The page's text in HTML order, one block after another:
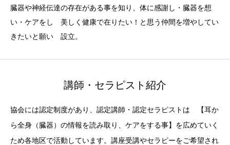
臓器や神経伝達の存在がある事を知り、体に感謝し・臓器を想
い・ケアをし 美しく健康で在りたい！と思う仲間を増やしてい
きたいと願い 設立。
講師・セラピスト紹介
協会には認定制度があり、認定講師・認定セラピストは 【耳か
ら全身（臓器）の情報を読み取り、ケアをする事】を広めていく
ため各地区で活動しています。講座受講やセラピーをご希望され